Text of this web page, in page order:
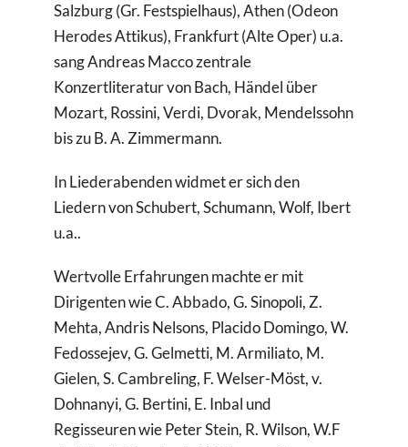
Salzburg (Gr. Festspielhaus), Athen (Odeon
Herodes Attikus), Frankfurt (Alte Oper) u.a.
sang Andreas Macco zentrale
Konzertliteratur von Bach, Händel über
Mozart, Rossini, Verdi, Dvorak, Mendelssohn
bis zu B. A. Zimmermann.
In Liederabenden widmet er sich den
Liedern von Schubert, Schumann, Wolf, Ibert
u.a..
Wertvolle Erfahrungen machte er mit
Dirigenten wie C. Abbado, G. Sinopoli, Z.
Mehta, Andris Nelsons, Placido Domingo, W.
Fedossejev, G. Gelmetti, M. Armiliato, M.
Gielen, S. Cambreling, F. Welser-Möst, v.
Dohnanyi, G. Bertini, E. Inbal und
Regisseuren wie Peter Stein, R. Wilson, W.F